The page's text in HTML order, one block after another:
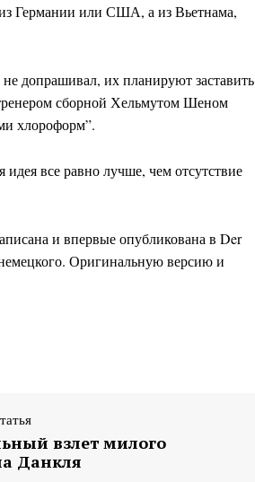
из Германии или США, а из Вьетнама,
допрашивал, их планируют заставить
сборной Хельмутом Шеном
хлороформ”.
все равно лучше, чем отсутствие
и впервые опубликована в Der
Оригинальную версию и
взлет милого
Данкля